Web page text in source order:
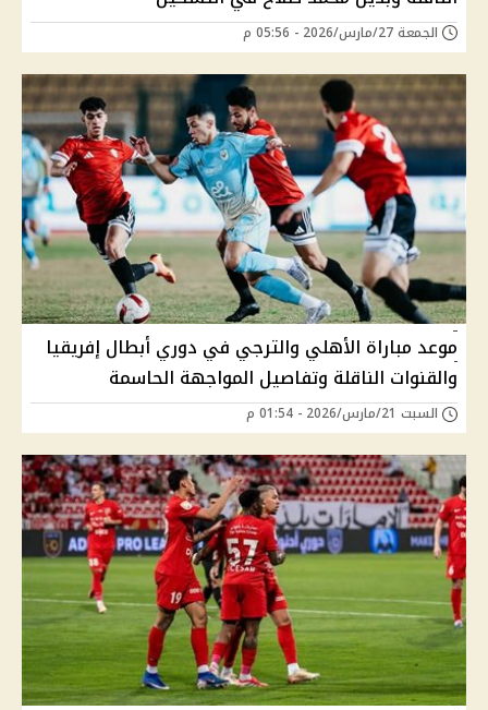
الجمعة 27/مارس/2026 - 05:56 م
موعد مباراة الأهلي والترجي في دوري أبطال إفريقيا
والقنوات الناقلة وتفاصيل المواجهة الحاسمة
السبت 21/مارس/2026 - 01:54 م